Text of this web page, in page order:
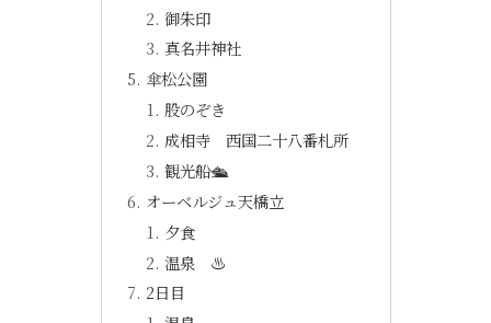
御朱印
真名井神社
傘松公園
股のぞき
成相寺 西国二十八番札所
観光船🛳
オーベルジュ天橋立
夕食
温泉 ♨️
2日目